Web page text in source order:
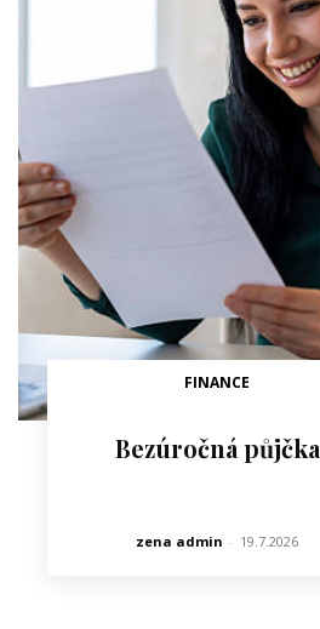
FINANCE
Bezúročná půjčka
zena admin - 19.7.2026